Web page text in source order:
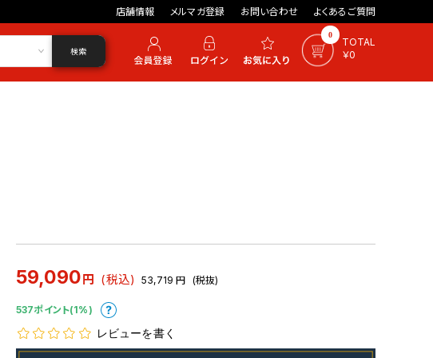
店舗情報 メルマガ登録 お問い合わせ よくあるご質問
0
TOTAL
￥0
検索
59,090円 (税込) 53,719 円 (税抜)
537ポイント(1%)
レビューを書く